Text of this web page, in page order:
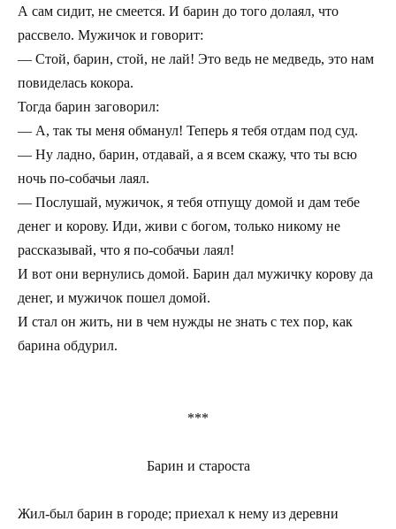
А сам сидит, не смеется. И барин до того долаял, что
рассвело. Мужичок и говорит:
— Стой, барин, стой, не лай! Это ведь не медведь, это нам
повиделась кокора.
Тогда барин заговорил:
— А, так ты меня обманул! Теперь я тебя отдам под суд.
— Ну ладно, барин, отдавай, а я всем скажу, что ты всю
ночь по-собачьи лаял.
— Послушай, мужичок, я тебя отпущу домой и дам тебе
денег и корову. Иди, живи с богом, только никому не
рассказывай, что я по-собачьи лаял!
И вот они вернулись домой. Барин дал мужичку корову да
денег, и мужичок пошел домой.
И стал он жить, ни в чем нужды не знать с тех пор, как
барина обдурил.
***
Барин и староста
Жил-был барин в городе; приехал к нему из деревни